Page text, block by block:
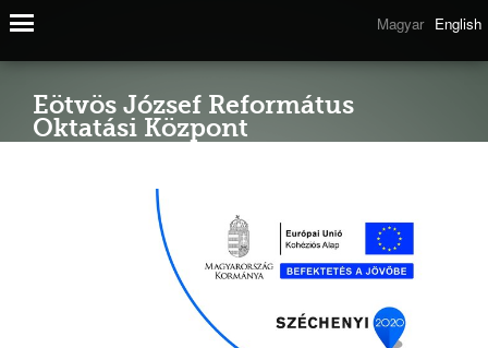
Magyar English
Eötvös József Református
Oktatási Központ